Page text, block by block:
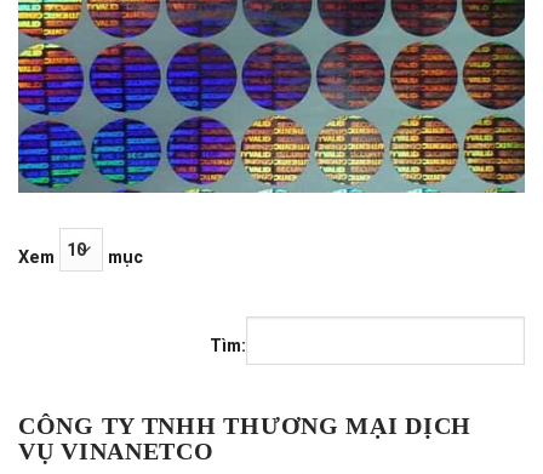
Xem mục
Tìm:
CÔNG TY TNHH THƯƠNG MẠI DỊCH
VỤ VINANETCO